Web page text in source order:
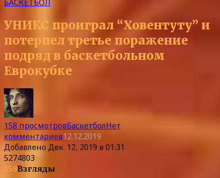
БАСКЕТБОЛ
УНИКС проиграл “Ховентуту” и
потерпел третье поражение
подряд в баскетбольном
Еврокубке
158 просмотровБаскетболНет
комментариев12.12.2019
ДобавленоДек. 12, 2019 в 01:31
5274803
158Взгляды